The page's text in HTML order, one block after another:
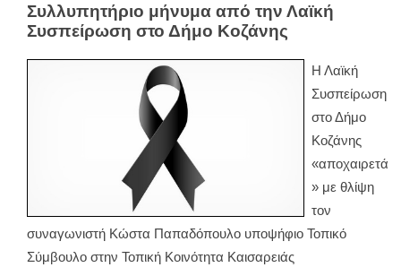
Συλλυπητήριο μήνυμα από την Λαϊκή
Συσπείρωση στο Δήμο Κοζάνης
Η Λαϊκή
Συσπείρωση
στο Δήμο
Κοζάνης
«αποχαιρετά
» με θλίψη
τον
συναγωνιστή Κώστα Παπαδόπουλο υποψήφιο Τοπικό
Σύμβουλο στην Τοπική Κοινότητα Καισαρειάς